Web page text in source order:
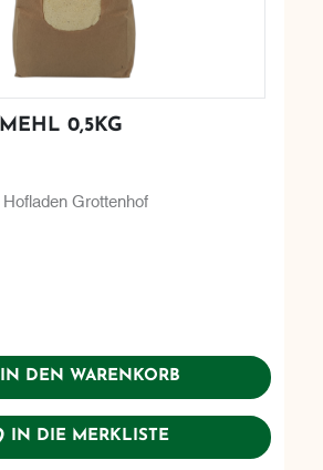
0,5KG
Hofladen Grottenhof
IN DEN WARENKORB
IN DIE MERKLISTE